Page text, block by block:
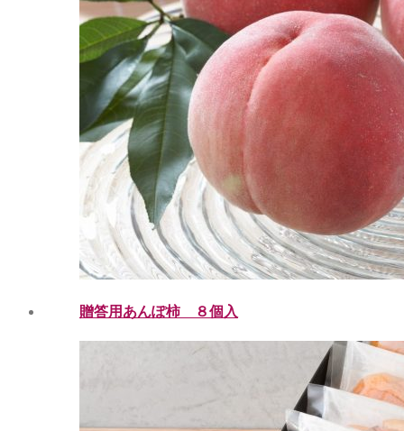
贈答用あんぽ柿 ８個入